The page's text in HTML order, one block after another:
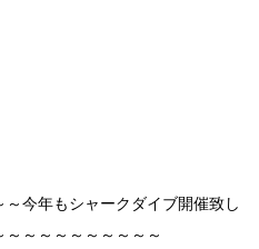
今年もシャークダイブ開催致し
～～～～～～～～～